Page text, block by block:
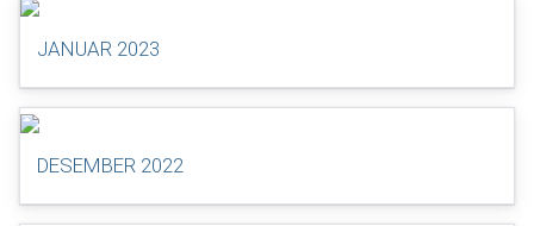
JANUAR 2023
DESEMBER 2022